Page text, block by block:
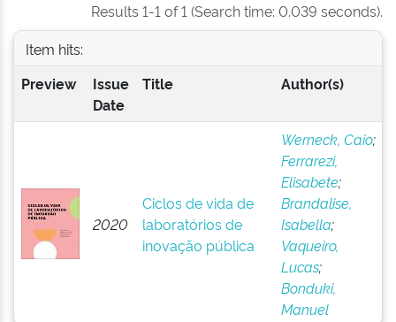
Results 1-1 of 1 (Search time: 0.039 seconds).
Item hits:
Preview
Issue
Date
Title Author(s)
2020
Ciclos de vida de
laboratórios de
inovação pública
Werneck, Caio;
Ferrarezi,
Elisabete;
Brandalise,
Isabella;
Vaqueiro,
Lucas;
Bonduki,
Manuel